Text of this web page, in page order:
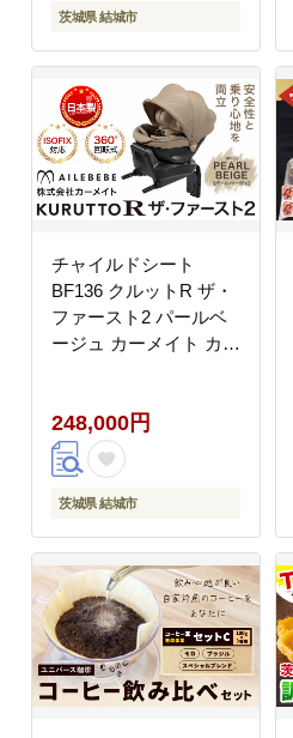
リクライニング 安全
《7~14日以内に出荷予
定(土日祝除く)》---
yuki_kmt_39_1p---
茨城県 結城市
チャイルドシート
BF136 クルットR ザ・
ファースト2 パールベ
ージュ カーメイト カー
供 新生児 子育て
ISOFIX 回転式 メッシ
ュ 丸洗い クッション
リクライニング 安全
《7~14日以内に出荷予
定(土日祝除く)》---
yuki_kmt_40_1p---
248,000円
茨城県 結城市